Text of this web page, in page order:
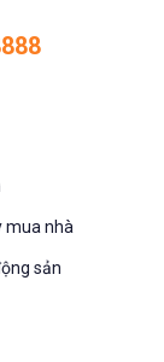
mua nhà
sản